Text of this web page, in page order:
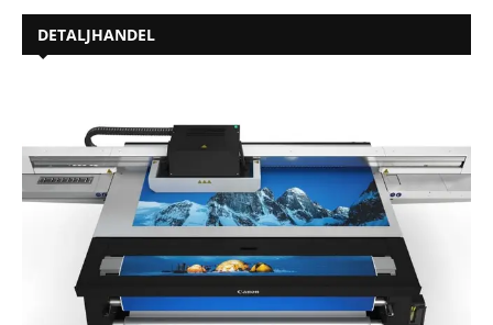
DETALJHANDEL